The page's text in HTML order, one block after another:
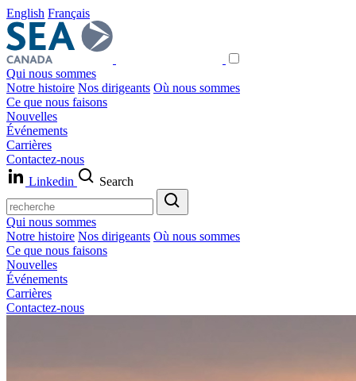
English Français
Qui nous sommes
Notre histoire Nos dirigeants Où nous sommes
Ce que nous faisons
Nouvelles
Événements
Carrières
Contactez-nous
Linkedin
Search
Qui nous sommes
Notre histoire Nos dirigeants Où nous sommes
Ce que nous faisons
Nouvelles
Événements
Carrières
Contactez-nous